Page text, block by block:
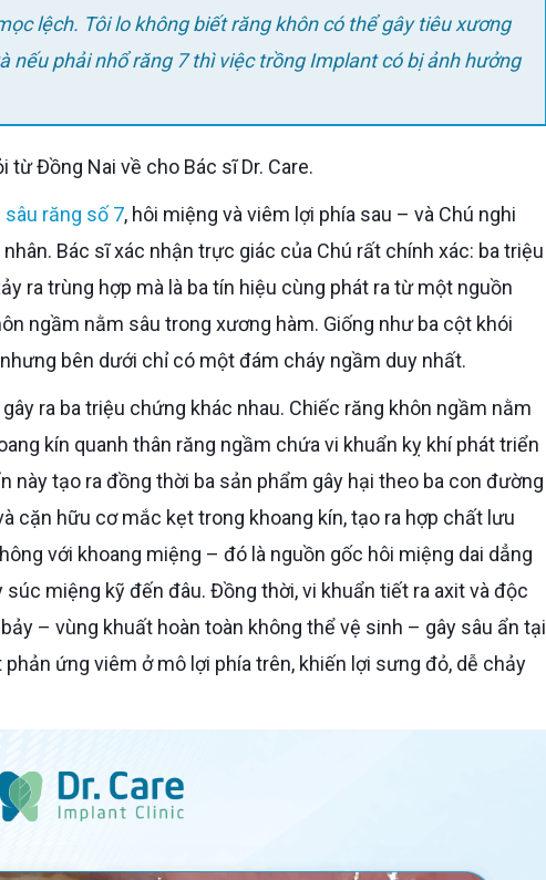
lệch. Tôi lo không biết răng khôn có thể gây tiêu xương
nếu phải nhổ răng 7 thì việc trồng Implant có bị ảnh hưởng
từ Đồng Nai về cho Bác sĩ Dr. Care.
sâu răng số 7, hôi miệng và viêm lợi phía sau – và Chú nghi
Bác sĩ xác nhận trực giác của Chú rất chính xác: ba triệu
ra trùng hợp mà là ba tín hiệu cùng phát ra từ một nguồn
ngầm nằm sâu trong xương hàm. Giống như ba cột khói
bên dưới chỉ có một đám cháy ngầm duy nhất.
kín quanh thân răng ngầm chứa vi khuẩn kỵ khí phát triển
này tạo ra đồng thời ba sản phẩm gây hại theo ba con đường
cặn hữu cơ mắc kẹt trong khoang kín, tạo ra hợp chất lưu
với khoang miệng – đó là nguồn gốc hôi miệng dai dẳng
miệng kỹ đến đâu. Đồng thời, vi khuẩn tiết ra axit và độc
– vùng khuất hoàn toàn không thể vệ sinh – gây sâu ẩn tại
ứng viêm ở mô lợi phía trên, khiến lợi sưng đỏ, dễ chảy